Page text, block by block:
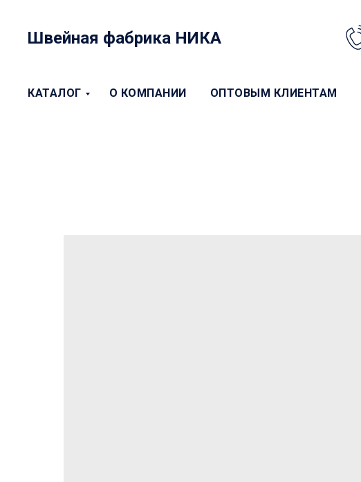
Швейная фабрика НИКА
КАТАЛОГ О КОМПАНИИ ОПТОВЫМ КЛИЕНТАМ